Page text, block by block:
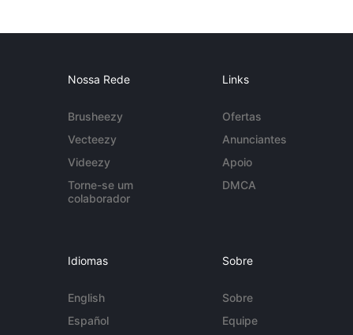
Nossa Rede
Brusheezy
Vecteezy
Videezy
Torne-se um
colaborador
Links
Ofertas
Anunciantes
Apoio
DMCA
Idiomas
English
Español
Sobre
Sobre
Equipe